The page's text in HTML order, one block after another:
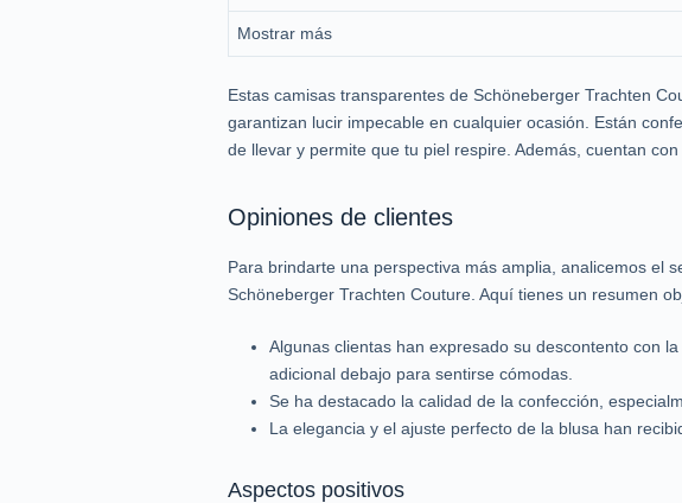
Mostrar más
Estas camisas transparentes de Schöneberger Trachten
garantizan lucir impecable en cualquier ocasión. Están
de llevar y permite que tu piel respire. Además, cuentan
Opiniones de clientes
Para brindarte una perspectiva más amplia, analicemos el
Schöneberger Trachten Couture. Aquí tienes un resumen
Algunas clientas han expresado su descontento con
adicional debajo para sentirse cómodas.
Se ha destacado la calidad de la confección,
La elegancia y el ajuste perfecto de la blusa han
Aspectos positivos